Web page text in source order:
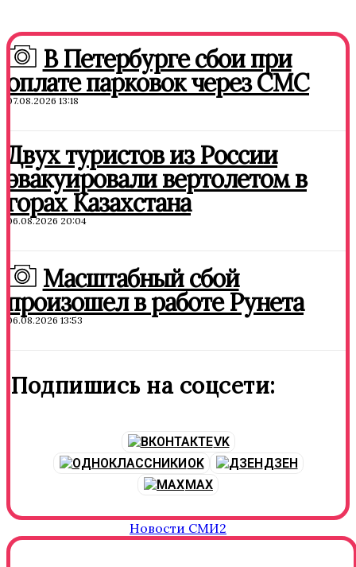
В Петербурге сбои при
оплате парковок через СМС
07.08.2026 13:18
Двух туристов из России
эвакуировали вертолетом в
горах Казахстана
06.08.2026 20:04
Масштабный сбой
произошел в работе Рунета
06.08.2026 13:53
Подпишись на соцсети:
VK
OK
ДЗЕН
MAX
Новости СМИ2